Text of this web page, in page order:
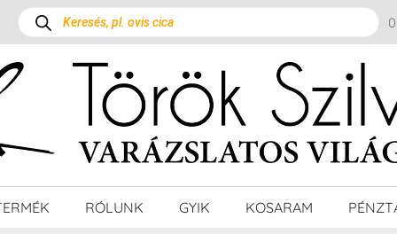
RÓLUNK GYIK KOSARAM